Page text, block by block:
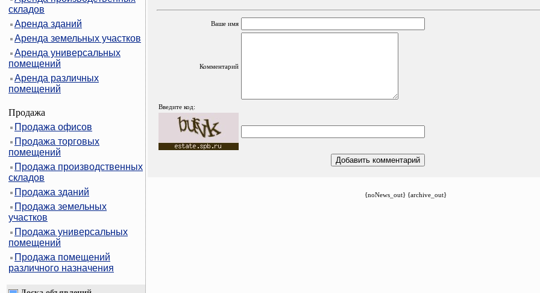
складов
Аренда зданий
Аренда земельных участков
Аренда универсальных
помещений
Аренда различных
помещений
Продажа
Продажа офисов
Продажа торговых
помещений
Продажа производственных
складов
Продажа зданий
Продажа земельных
участков
Продажа универсальных
помещений
Продажа помещений
различного назначения
Ваше имя
Комментарий
Введите код:
{noNews_out} {archive_out}